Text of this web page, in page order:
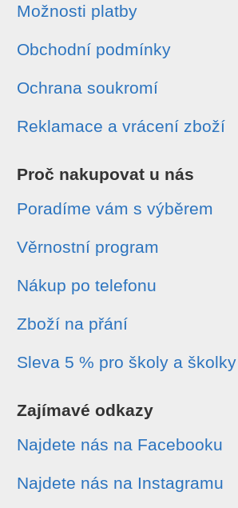
Možnosti platby
Obchodní podmínky
Ochrana soukromí
Reklamace a vrácení zboží
Proč nakupovat u nás
Poradíme vám s výběrem
Věrnostní program
Nákup po telefonu
Zboží na přání
Sleva 5 % pro školy a školky
Zajímavé odkazy
Najdete nás na Facebooku
Najdete nás na Instagramu